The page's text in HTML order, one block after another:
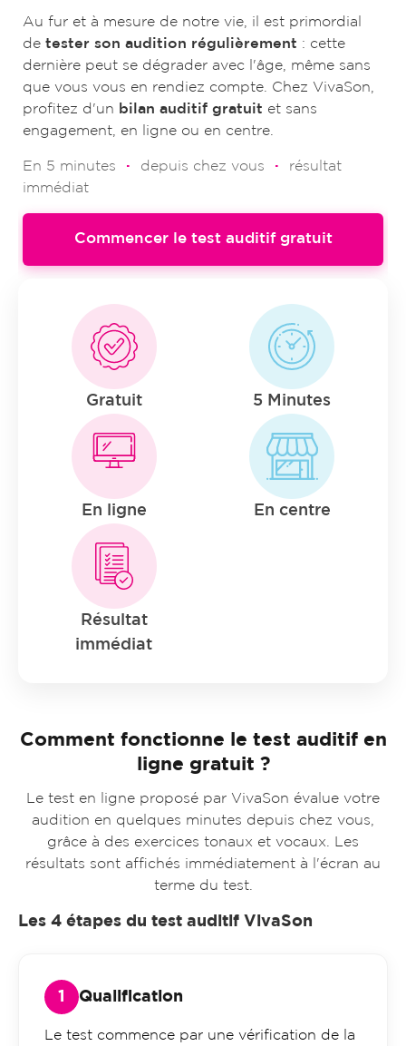
Au fur et à mesure de notre vie, il est primordial
de tester son audition régulièrement : cette
dernière peut se dégrader avec l'âge, même sans
que vous vous en rendiez compte. Chez VivaSon,
profitez d'un bilan auditif gratuit et sans
engagement, en ligne ou en centre.
En 5 minutes · depuis chez vous ·
résultat
immédiat
Commencer le test auditif gratuit
Gratuit 5 Minutes
En ligne En centre
Résultat
immédiat
Comment fonctionne le test auditif en
ligne gratuit ?
Le test en ligne proposé par VivaSon évalue votre
audition en quelques minutes depuis chez vous,
grâce à des exercices tonaux et vocaux. Les
résultats sont affichés immédiatement à l'écran au
terme du test.
Les 4 étapes du test auditif VivaSon
Qualification
Le test commence par une vérification de la